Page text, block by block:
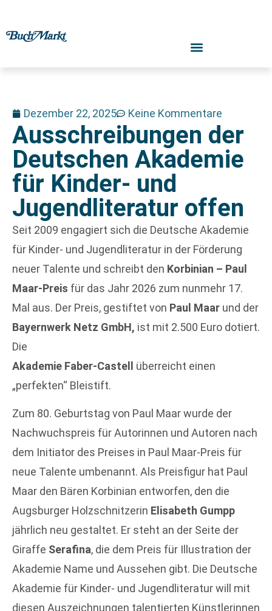
Dezember 22, 2025 Keine Kommentare
Ausschreibungen der
Deutschen Akademie
für Kinder- und
Jugendliteratur offen
Seit 2009 engagiert sich die Deutsche Akademie
für Kinder- und Jugendliteratur in der Förderung
neuer Talente und schreibt den Korbinian – Paul
Maar-Preis für das Jahr 2026 zum nunmehr 17.
Mal aus. Der Preis, gestiftet von Paul Maar und der
Bayernwerk Netz GmbH, ist mit 2.500 Euro dotiert.
Die
Akademie Faber-Castell
überreicht einen
„perfekten“ Bleistift.
Zum 80. Geburtstag von Paul Maar wurde der
Nachwuchspreis für Autorinnen und Autoren nach
dem Initiator des Preises in Paul Maar-Preis für
neue Talente umbenannt. Als Preisfigur hat Paul
Maar den Bären Korbinian entworfen, den die
Augsburger Holzschnitzerin Elisabeth Gumpp
jährlich neu gestaltet. Er steht an der Seite der
Giraffe Serafina, die dem Preis für Illustration der
Akademie Name und Aussehen gibt. Die Deutsche
Akademie für Kinder- und Jugendliteratur will mit
diesen Auszeichnungen talentierten Künstlerinnen